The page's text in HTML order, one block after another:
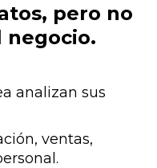
pero no
negocio.
analizan sus
ventas,